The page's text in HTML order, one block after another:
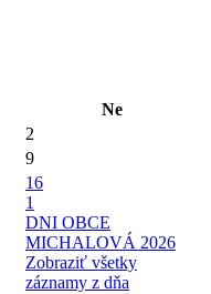
Ne
2
9
16
1
DNI OBCE
MICHALOVÁ 2026
Zobraziť všetky
záznamy z dňa